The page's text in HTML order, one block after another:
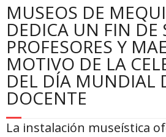
MUSEOS DE
DEDICA UN FIN DE
PROFESORES Y
MOTIVO DE LA
DEL DÍA MUNDIAL
DOCENTE
La instalación museística